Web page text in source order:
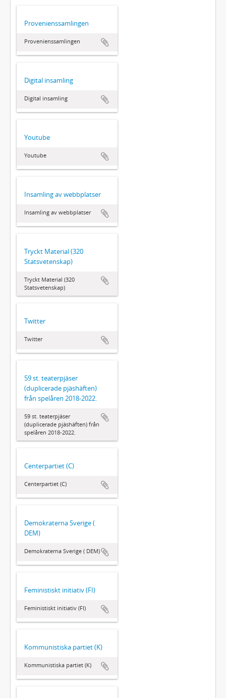
Provenienssamlingen
Provenienssamlingen
Digital insamling
Digital insamling
Youtube
Youtube
Insamling av webbplatser
Insamling av webbplatser
Tryckt Material (320
Statsvetenskap)
Tryckt Material (320
Statsvetenskap)
Twitter
Twitter
59 st. teaterpjäser
(duplicerade pjäshäften)
från spelåren 2018-2022.
59 st. teaterpjäser
(duplicerade pjäshäften) från
spelåren 2018-2022.
Centerpartiet (C)
Centerpartiet (C)
Demokraterna Sverige (
DEM)
Demokraterna Sverige ( DEM)
Feministiskt initiativ (FI)
Feministiskt initiativ (FI)
Kommunistiska partiet (K)
Kommunistiska partiet (K)